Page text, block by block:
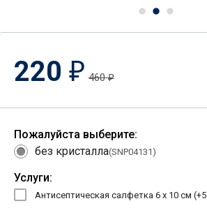
220 ₽ 460₽
Пожалуйста выберите:
без кристалла(SNP04131)
Услуги:
Антисептическая салфетка 6 х 10 см (+5